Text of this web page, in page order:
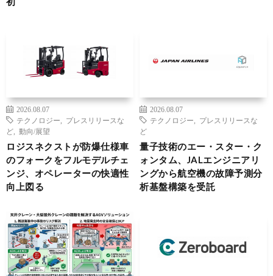
2026.08.07
テクノロジー
プレスリリースな
ど
動向/展望
ロジスネクストが防爆仕様車
のフォークをフルモデルチェ
ンジ、オペレーターの快適性
向上図る
2026.08.07
テクノロジー
プレスリリースな
ど
量子技術のエー・スター・ク
ォンタム、JALエンジニアリ
ングから航空機の故障予測分
析基盤構築を受託